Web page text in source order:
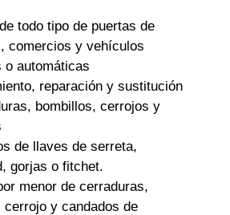
todo tipo de puertas de
comercios y vehículos
o automáticas
reparación y sustitución
bombillos, cerrojos y
de llaves de serreta,
gorjas o fitchet.
menor de cerraduras,
cerrojo y candados de